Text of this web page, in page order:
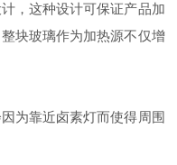
，这种设计可保证产品加
块玻璃作为加热源不仅增
为靠近卤素灯而使得周围